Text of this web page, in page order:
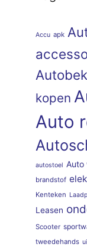
Accu apk
kopen
Auto
autostoel Auto
brandstof
Kenteken
Leasen
Scooter
tweedehands